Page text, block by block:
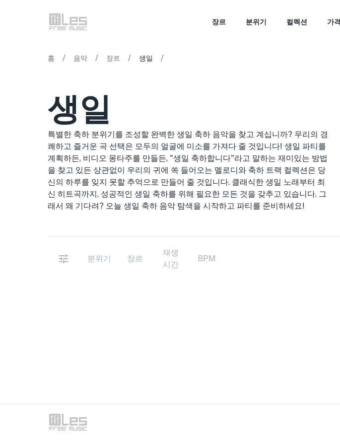
장르 분위기 컬렉션 가격
홈 / 음악 / 장르 / 생일 /
생일
특별한 축하 분위기를 조성할 완벽한 생일 축하 음악을 찾고 계십니까? 우리의 경
쾌하고 즐거운 곡 선택은 모두의 얼굴에 미소를 가져다 줄 것입니다! 생일 파티를
계획하든, 비디오 몽타주를 만들든, "생일 축하합니다"라고 말하는 재미있는 방법
을 찾고 있든 상관없이 우리의 귀에 쏙 들어오는 멜로디와 축하 트랙 컬렉션은 당
신의 하루를 잊지 못할 추억으로 만들어 줄 것입니다. 클래식한 생일 노래부터 최
신 히트곡까지, 성공적인 생일 축하를 위해 필요한 모든 것을 갖추고 있습니다. 그
래서 왜 기다려? 오늘 생일 축하 음악 탐색을 시작하고 파티를 준비하세요!
분위기 장르
재생
시간
BPM